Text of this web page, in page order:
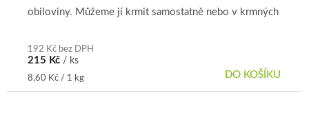
hvězdiček.
192 Kč bez DPH
215 Kč / ks
Měrná
cena:
8,60 Kč / 1 kg DO KOŠÍKU
obiloviny. Můžeme jí krmit samostatně nebo v krmných